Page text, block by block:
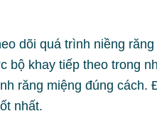
dõi quá trình niềng
bộ khay tiếp theo trong
răng miệng đúng cách.
nhất.